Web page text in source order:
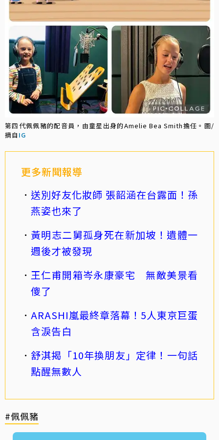
第四代佩佩豬的配音員，由童星出身的Amelie Bea Smith擔任。圖/
摘自 IG
更多新聞報導
送別好友化妝師 張韶涵在台露面！孫
燕姿也來了
黃明志二舅孤身死在新加坡！遺體一
週後才被發現
王仁甫開箱岑永康豪宅 無敵美景看
傻了
ARASHI嵐最終章落幕！5人東京巨蛋
含淚告白
舒淇揭「10年換朋友」定律！一句話
點醒無數人
#佩佩豬